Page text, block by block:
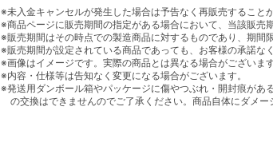
※未入金キャンセルが発生した場合は予告なく再販売すること
※商品ページに販売期間の指定がある場合において、当該販売
※販売期間はその時点での製造商品に対するものであり、期間
※販売期間が設定されている商品であっても、お客様の承諾な
※画像はイメージです。実際の商品とは異なる場合がございます
※内容・仕様等は告知なく変更になる場合がございます。
※発送用ダンボール箱やパッケージに傷やつぶれ・開封痕が
の交換はできませんのでご了承ください。商品自体にダメ